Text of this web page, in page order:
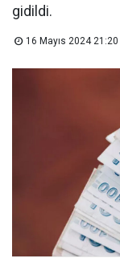
gidildi.
16 Mayıs 2024 21:20